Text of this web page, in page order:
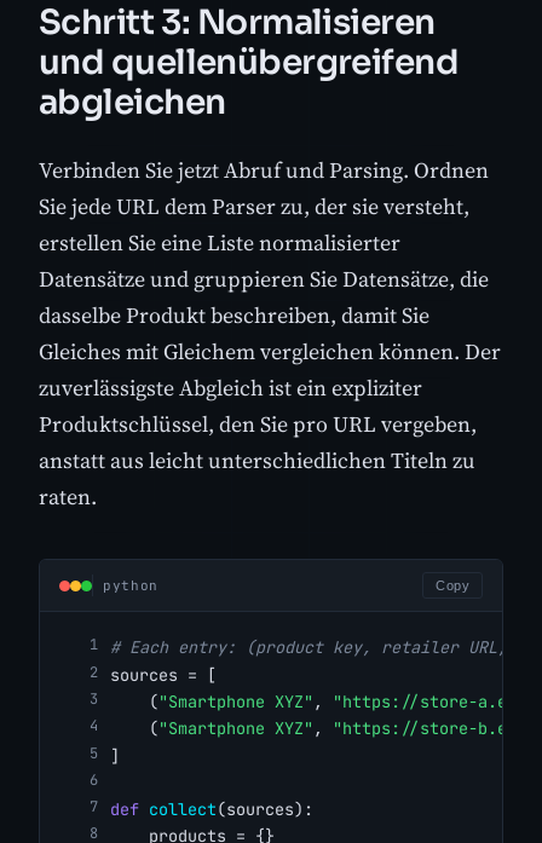
Schritt 3: Normalisieren
und quellenübergreifend
abgleichen
Verbinden Sie jetzt Abruf und Parsing. Ordnen
Sie jede URL dem Parser zu, der sie versteht,
erstellen Sie eine Liste normalisierter
Datensätze und gruppieren Sie Datensätze, die
dasselbe Produkt beschreiben, damit Sie
Gleiches mit Gleichem vergleichen können. Der
zuverlässigste Abgleich ist ein expliziter
Produktschlüssel, den Sie pro URL vergeben,
anstatt aus leicht unterschiedlichen Titeln zu
raten.
python Copy
# Each entry: (product key, retailer URL,
sources = [
    (
"Smartphone XYZ" ,
"https://store-
    (
"Smartphone XYZ" ,
"https://store-
]
def collect(sources):
    products = {}